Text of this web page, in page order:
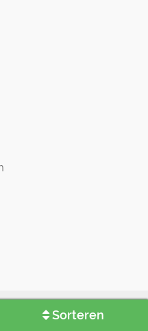
Sorteren
-2026